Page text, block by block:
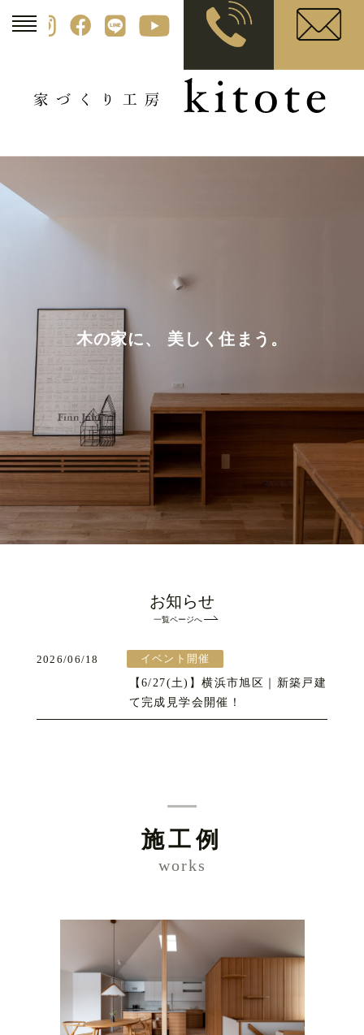
木の家に、 美しく住まう。
お知らせ
一覧ページへ
2026/06/18
イベント開催
【6/27(土)】横浜市旭区｜新築戸建
て完成見学会開催！
施工例
works